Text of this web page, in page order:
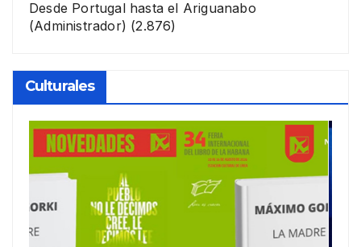
Desde Portugal hasta el Ariguanabo
(Administrador) (2.876)
Culturales